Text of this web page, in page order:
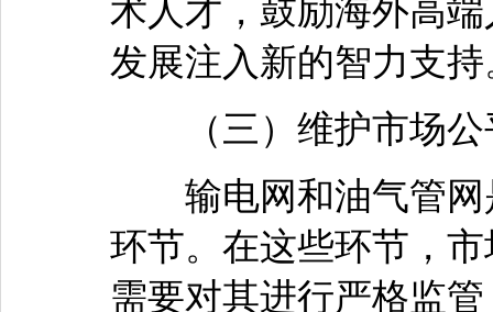
术人才，鼓励海外高
发展注入新的智力支持
（三）维护市场公
输电网和油气管网
环节。在这些环节，
需要对其进行严格监